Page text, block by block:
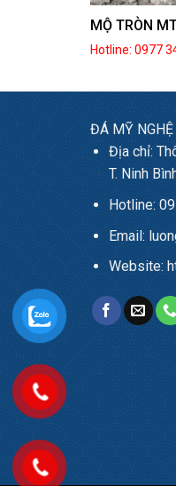
MỘ TRÒN
Hotline: 0977
ĐÁ MỸ NGHỆ
Địa chỉ:
T. Ninh
Hotline:
Email:
Website: